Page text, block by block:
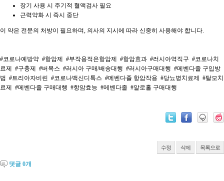
장기 사용 시 주기적 혈액검사 필요
근력약화 시 즉시 중단
이 약은 전문의 처방이 필요하며, 의사의 지시에 따라 신중히 사용해야 합니다.
#코로나예방약 #항암제 #부작용적은항암제 #항암효과 #러시아역직구 #코로나치
료제
#구충제 #버목스 #러시아 구매/배송대행 #러시아구매대행 #메벤다졸 구입방
법 #트리아자비린 #코로나백신디톡스 #메벤다졸 항암작용 #당뇨병치료제
#탈모치
료제
#메벤다졸 구매대행 #항암효능 #메벤다졸 #알로홀 구매대행
수정 삭제 목록으로
댓글 0개